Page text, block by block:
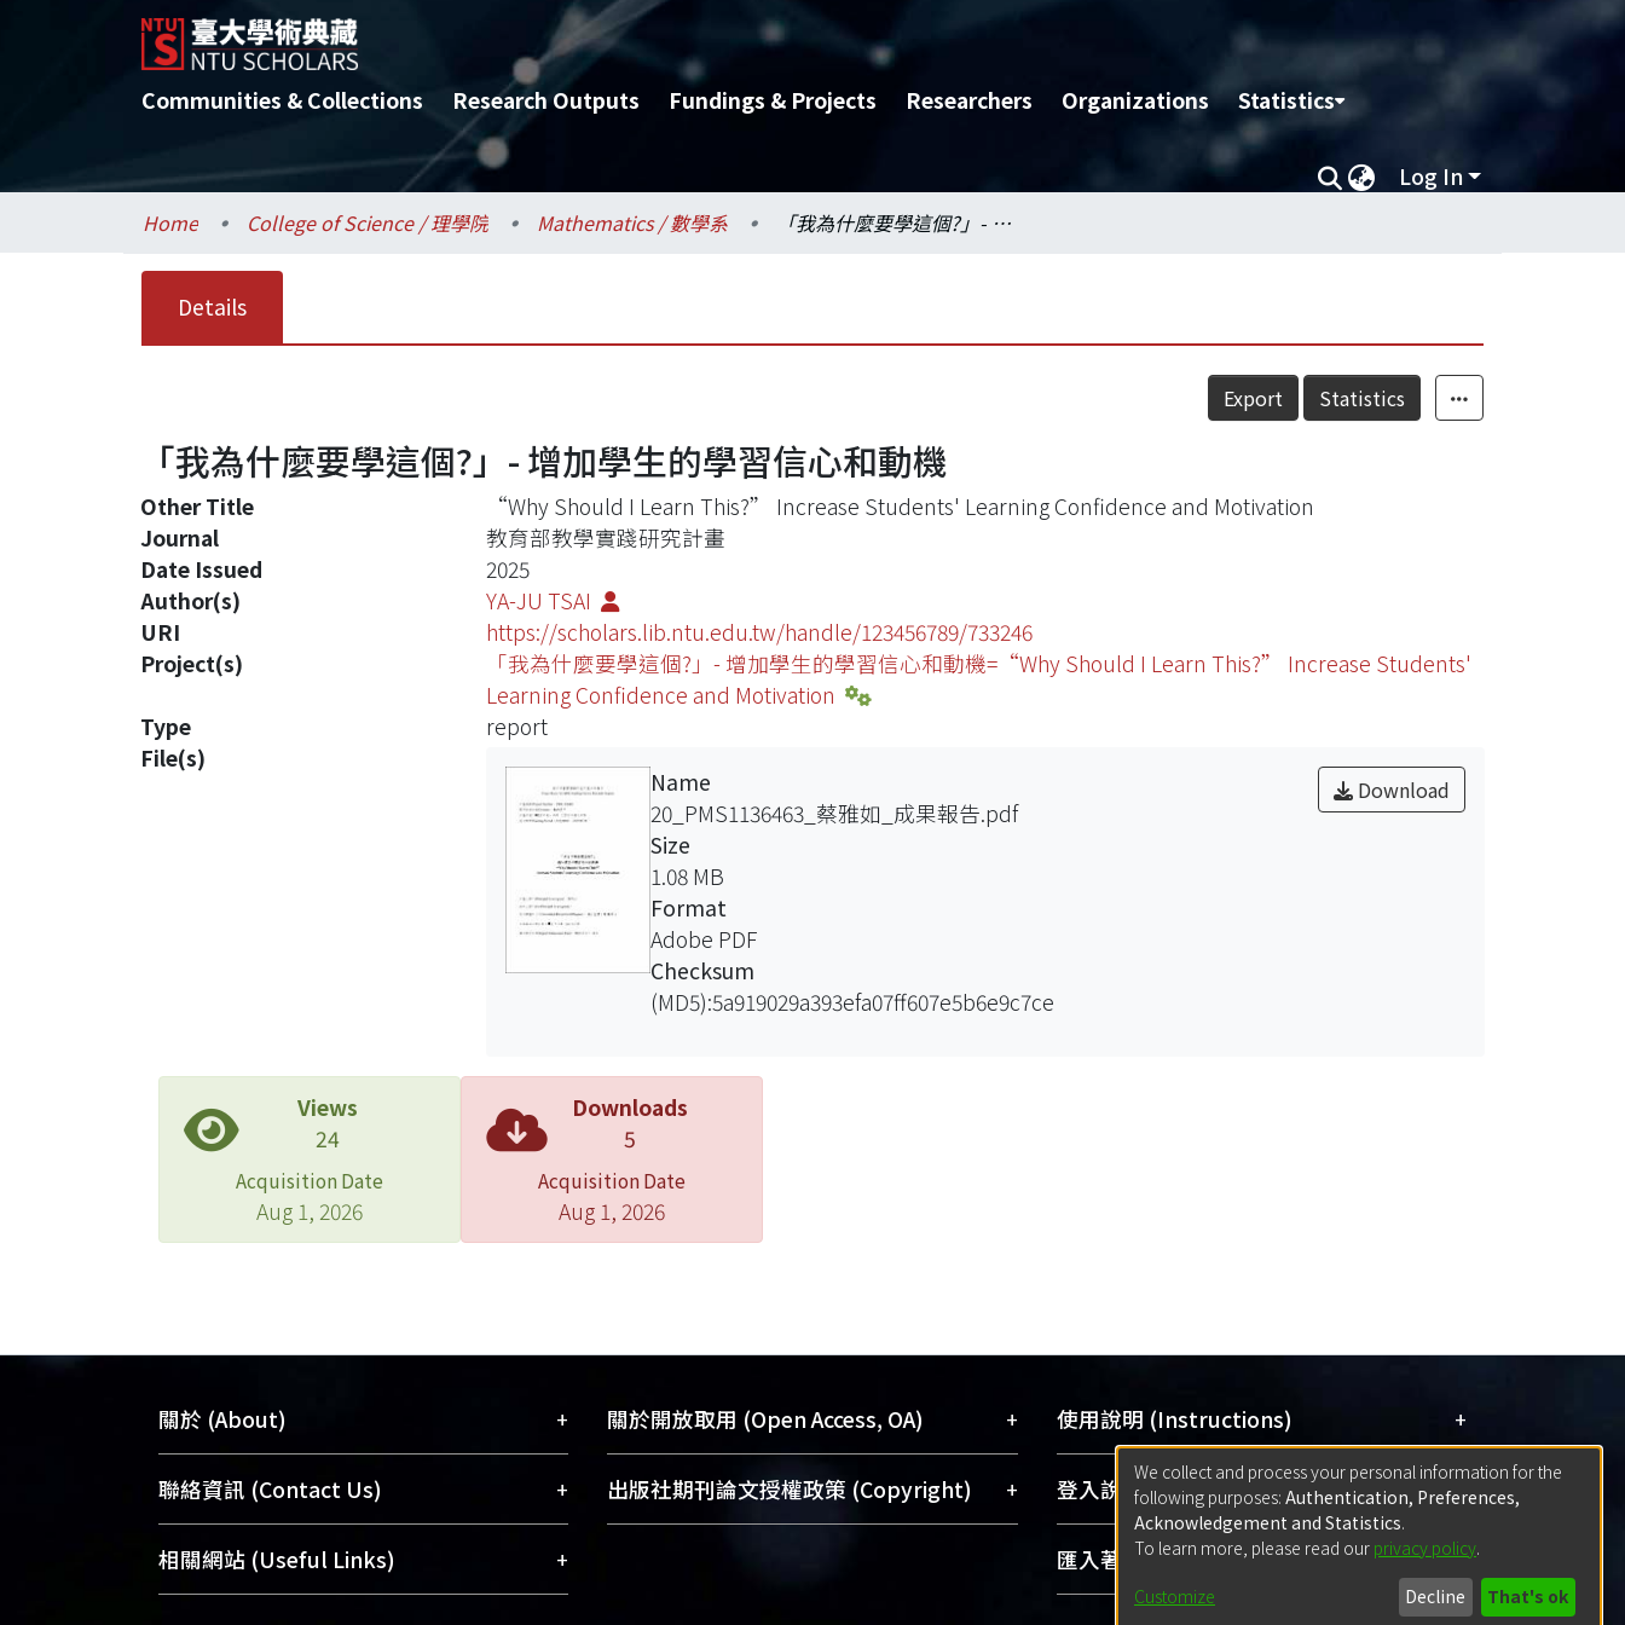
Communities & Collections Research Outputs Fundings & Projects Researchers Organizations Statistics
Log In
Home College of Science / 理學院 Mathematics / 數學系 「我為什麼要學這個?」- 增加學生的學習信心和動機
Details
Export Statistics
「我為什麼要學這個?」- 增加學生的學習信心和動機
Other Title
“Why Should I Learn This?” Increase Students' Learning Confidence and Motivation
Journal
教育部教學實踐研究計畫
Date Issued
2025
Author(s)
YA-JU TSAI
URI
https://scholars.lib.ntu.edu.tw/handle/123456789/733246
Project(s)
「我為什麼要學這個?」- 增加學生的學習信心和動機=“Why Should I Learn This?” Increase Students'
Learning Confidence and Motivation
Type
report
File(s)
Download
Name
20_PMS1136463_蔡雅如_成果報告.pdf
Size
1.08 MB
Format
Adobe PDF
Checksum
(MD5):5a919029a393efa07ff607e5b6e9c7ce
Views
24
Acquisition Date
Aug 1, 2026
Downloads
5
Acquisition Date
Aug 1, 2026
關於 (About) +
臺大位居世界頂尖大學之列，為永久珍藏
及向國際展現本校豐碩的研究成果及學術
能量，圖書館整合機構典藏（NTUR）與學
術庫（AH）不同功能平台，成為臺大學術
聯絡資訊 (Contact Us) +
總館學科館員(Main Library)
醫學圖書館學科館員(Medical Library)
相關網站 (Useful Links) +
關於開放取用 (Open Access, OA) +
開放取用是從使用者角度提升資訊取用性
的社會運動，應用在學術研究上是透過將
出版社期刊論文授權政策 (Copyright) +
使用說明 (Instructions) +
網站簡介(Quickstart Guide)
使用手冊(Instruction Manual)
線上預約服務(Booking Service)
登入說明 (Sign-in) +
方案一：臺灣大學計算機中心帳號登入
(With C&INC Email Account)
匯入著作 (Submission) +
We collect and process your personal information for the
following purposes: Authentication, Preferences,
Acknowledgement and Statistics.
To learn more, please read our privacy policy.
Customize Decline That's ok